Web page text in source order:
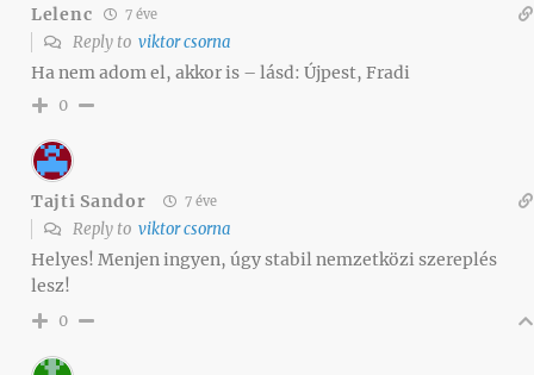
Lelenc 7 éve
Reply to viktor csorna
Ha nem adom el, akkor is – lásd: Újpest, Fradi
0
Tajti Sandor 7 éve
Reply to viktor csorna
Helyes! Menjen ingyen, úgy stabil nemzetközi szereplés
lesz!
0